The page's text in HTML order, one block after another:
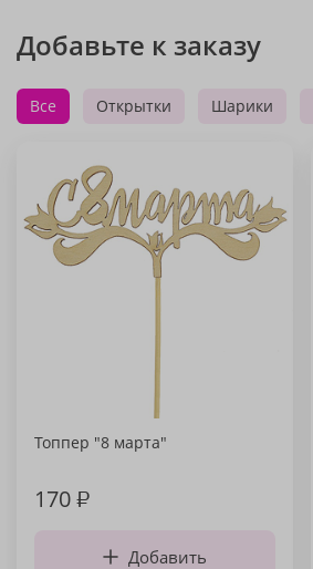
Добавьте к заказу
Все Открытки Шарики
Топпер "8 марта"
170₽
Добавить